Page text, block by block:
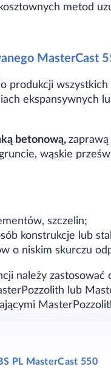
metod
MasterCast
produkcji
ekspansywnych
betonową,
wąskie
szczelin;
konstrukcje lub
o niskim skurczu
należy
lub
PL MasterCast 550